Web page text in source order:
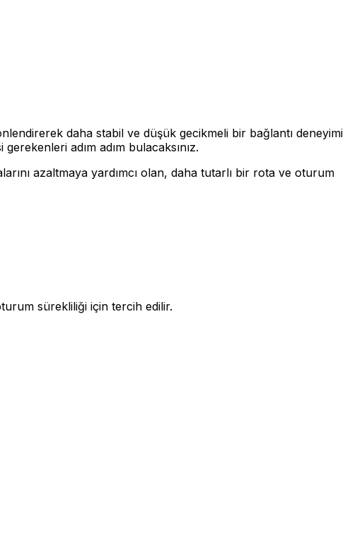
daha stabil ve düşük gecikmeli bir bağlantı deneyimi
adım adım bulacaksınız.
azaltmaya yardımcı olan, daha tutarlı bir rota ve oturum
sürekliliği için tercih edilir.